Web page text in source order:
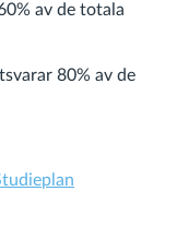
av de totala
80% av de